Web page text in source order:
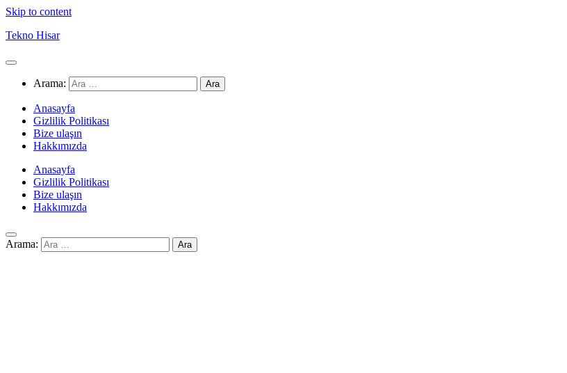
Skip to content
Tekno Hisar
Arama:
Anasayfa
Gizlilik Politikası
Bize ulaşın
Hakkımızda
Anasayfa
Gizlilik Politikası
Bize ulaşın
Hakkımızda
Arama: